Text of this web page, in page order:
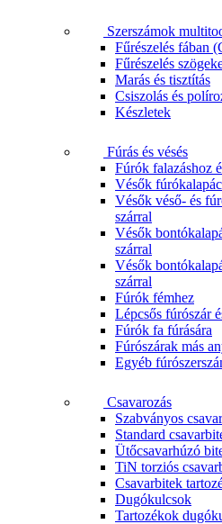
Szerszámok
Fűrészelés fában
Fűrészelés
Marás és tisztítás
Csiszolás és
Készletek
Fúrás és vésés
Fúrók falazáshoz
Vésők
Vésők véső- és
szárral
Vésők
szárral
Vésők
szárral
Fúrók fémhez
Lépcsős fúrószár
Fúrók fa fúrására
Fúrószárak más
Egyéb
Csavarozás
Szabványos
Standard
Ütőcsavarhúzó
TiN torziós
Csavarbitek
Dugókulcsok
Tartozékok